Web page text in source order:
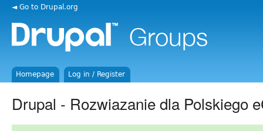
◄ Go to Drupal.org
Homepage Log in / Register
Drupal - Rozwiazanie dla Polskiego